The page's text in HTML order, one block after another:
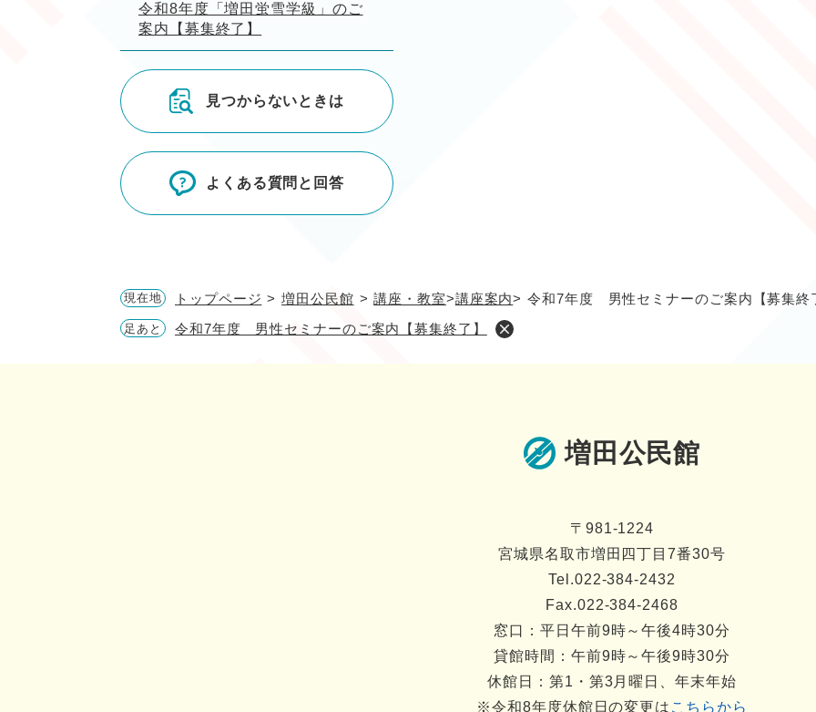
令和8年度「増田蛍雪学級」のご
案内【募集終了】
見つからないときは
よくある質問と回答
現在地 トップページ > 増田公民館 > 講座・教室>講座案内> 令和7年度 男性セミナーのご案内【募集終
足あと 令和7年度 男性セミナーのご案内【募集終了】
増田公民館
〒981-1224
宮城県名取市増田四丁目7番30号
Tel.022-384-2432
Fax.022-384-2468
窓口：平日午前9時～午後4時30分
貸館時間：午前9時～午後9時30分
休館日：第1・第3月曜日、年末年始
※令和8年度休館日の変更は こちらから